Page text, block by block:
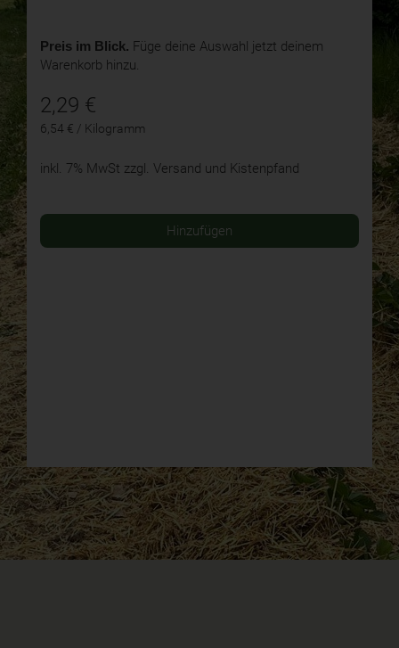
Preis im Blick. Füge deine Auswahl jetzt deinem
Warenkorb hinzu.
2,29 €
6,54 € / Kilogramm
inkl. 7% MwSt zzgl. Versand und Kistenpfand
Hinzufügen